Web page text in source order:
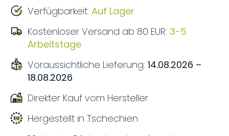
Verfügbarkeit: Auf Lager
Kostenloser Versand ab 80 EUR: 3-5
Arbeitstage
Voraussichtliche Lieferung: 14.08.2026 –
18.08.2026
Direkter Kauf vom Hersteller
Hergestellt in Tschechien